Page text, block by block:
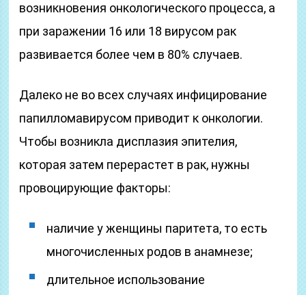
возникновения онкологического процесса, а
при заражении 16 или 18 вирусом рак
развивается более чем в 80% случаев.
Далеко не во всех случаях инфицирование
папилломавирусом приводит к онкологии.
Чтобы возникла дисплазия эпителия,
которая затем перерастет в рак, нужны
провоцирующие факторы:
наличие у женщины паритета, то есть
многочисленных родов в анамнезе;
длительное использование